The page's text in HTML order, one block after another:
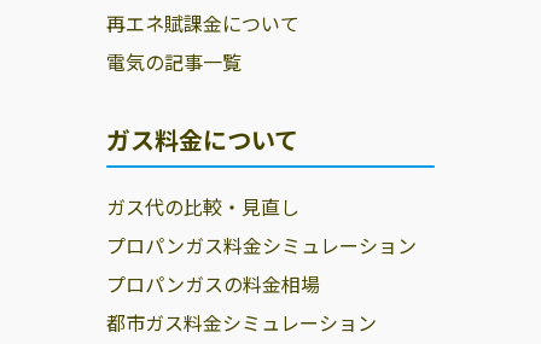
再エネ賦課金について
電気の記事一覧
ガス料金について
ガス代の比較・見直し
プロパンガス料金シミュレーション
プロパンガスの料金相場
都市ガス料金シミュレーション